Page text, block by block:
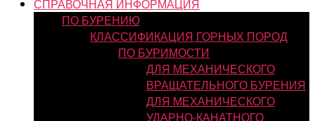
СПРАВОЧНАЯ ИНФОРМАЦИЯ
ПО БУРЕНИЮ
КЛАССИФИКАЦИЯ ГОРНЫХ ПОРОД
ПО БУРИМОСТИ
ДЛЯ МЕХАНИЧЕСКОГО
ВРАЩАТЕЛЬНОГО БУРЕНИЯ
ДЛЯ МЕХАНИЧЕСКОГО
УДАРНО-КАНАТНОГО